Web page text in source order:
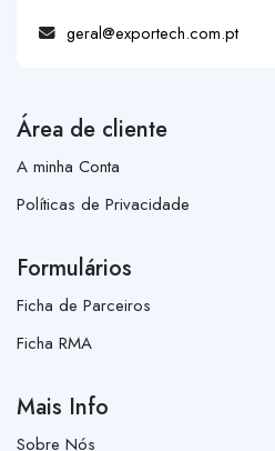
geral@exportech.com.pt
Área de cliente
A minha Conta
Políticas de Privacidade
Formulários
Ficha de Parceiros
Ficha RMA
Mais Info
Sobre Nós